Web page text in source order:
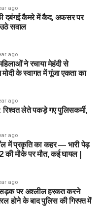
है।
कोई अग्निवीर सेवा के दौरान
अक्षमता की गंभीरता के
राशि का प्रावधान है।
के विकल्प?
के आधार पर) 4 साल बाद
कई तरह के विशेष अवसर दिए
(MHA) ने केंद्रीय सशस्त्र
ago
की दबंगई कैमरे में कैद, अफसर पर
सवाल
ago
ने रचाया मेहंदी से
मोदी के स्वागत में गूंजा एकता का
ago
रिश्वत लेते पकड़े गए पुलिसकर्मी,
ago
में प्रकृति का कहर — भारी पेड़
की मौके पर मौत, कई घायल |
ago
पर अश्लील हरकत करने
होने के बाद पुलिस की गिरफ्त में